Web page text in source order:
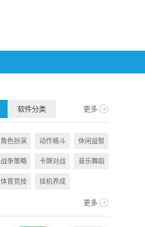
软件分类 更多
角色扮演 动作格斗 休闲益智
战争策略 卡牌对战 音乐舞蹈
体育竞技 挂机养成
更多